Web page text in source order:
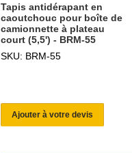
Tapis antidérapant en
caoutchouc pour boîte de
camionnette à plateau
court (5,5') - BRM-55
SKU: BRM-55
Ajouter à votre devis